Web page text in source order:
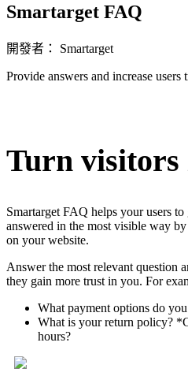
Smartarget FAQ
開發者： Smartarget
Provide answers and increase
Turn visitors
Smartarget FAQ helps your users
answered in the most visible way
on your website.
Answer the most relevant question
they gain more trust in you. For
What payment options do
What is your return policy?
hours?